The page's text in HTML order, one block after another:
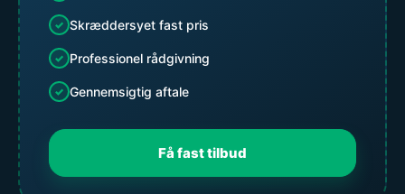
Skræddersyet fast pris
Professionel rådgivning
Gennemsigtig aftale
Få fast tilbud